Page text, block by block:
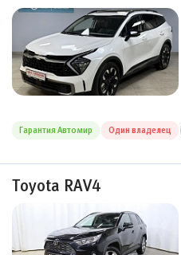
Гарантия Автомир Один владелец
Toyota RAV4